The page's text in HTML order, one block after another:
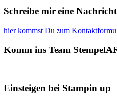
Schreibe mir eine Nachricht
hier kommst Du zum
Komm ins Team
Einsteigen bei Stampin up